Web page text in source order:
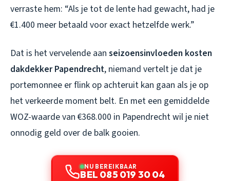
verraste hem: “Als je tot de lente had gewacht, had je
€1.400 meer betaald voor exact hetzelfde werk.”
Dat is het vervelende aan seizoensinvloeden kosten
dakdekker Papendrecht, niemand vertelt je dat je
portemonnee er flink op achteruit kan gaan als je op
het verkeerde moment belt. En met een gemiddelde
WOZ-waarde van €368.000 in Papendrecht wil je niet
onnodig geld over de balk gooien.
NU BEREIKBAAR
BEL 085 019 30 04